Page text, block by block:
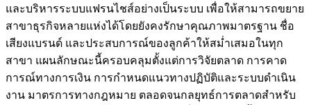
และบริหารระบบแฟรนไชส์อย่างเป็นระบบ เพื่อให้สามารถขยาย
สาขาธุรกิจหลายแห่งได้โดยยังคงรักษาคุณภาพมาตรฐาน ชื่อ
เสียงแบรนด์ และประสบการณ์ของลูกค้าให้สม่ำเสมอในทุก
สาขา แผนลักษณะนี้ครอบคลุมตั้งแต่การวิจัยตลาด การคาด
การณ์ทางการเงิน การกำหนดแนวทางปฏิบัติและระบบดำเนิน
งาน มาตรการทางกฎหมาย ตลอดจนกลยุทธ์การตลาดสำหรับ